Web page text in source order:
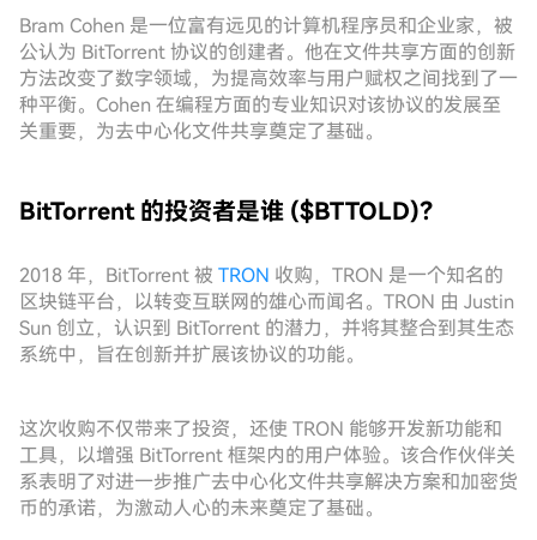
Bram Cohen 是一位富有远见的计算机程序员和企业家，被
公认为 BitTorrent 协议的创建者。他在文件共享方面的创新
方法改变了数字领域，为提高效率与用户赋权之间找到了一
种平衡。Cohen 在编程方面的专业知识对该协议的发展至
关重要，为去中心化文件共享奠定了基础。
BitTorrent 的投资者是谁 ($BTTOLD)？
2018 年，BitTorrent 被 TRON 收购，TRON 是一个知名的
区块链平台，以转变互联网的雄心而闻名。TRON 由 Justin
Sun 创立，认识到 BitTorrent 的潜力，并将其整合到其生态
系统中，旨在创新并扩展该协议的功能。
这次收购不仅带来了投资，还使 TRON 能够开发新功能和
工具，以增强 BitTorrent 框架内的用户体验。该合作伙伴关
系表明了对进一步推广去中心化文件共享解决方案和加密货
币的承诺，为激动人心的未来奠定了基础。